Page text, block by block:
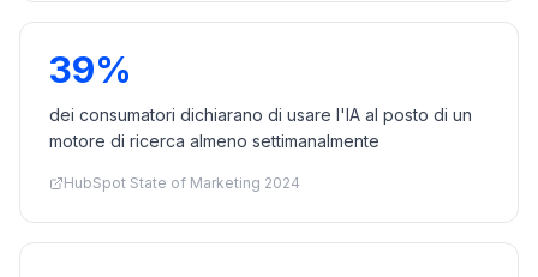
39%
dei consumatori dichiarano di usare l'IA al posto di un
motore di ricerca almeno settimanalmente
HubSpot State of Marketing 2024